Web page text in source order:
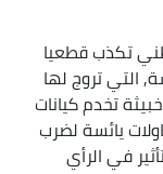
تكذب قطعيا
التي تروج لها
تخدم كيانات
يائسة لضرب
في الرأي